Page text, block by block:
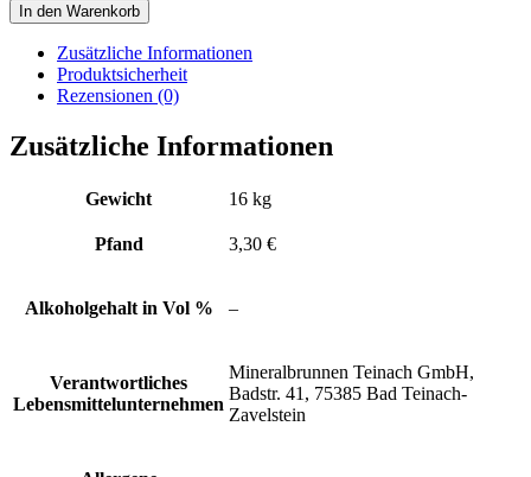
In den Warenkorb
Zusätzliche Informationen
Produktsicherheit
Rezensionen (0)
Zusätzliche Informationen
Gewicht 16 kg
Pfand 3,30 €
Alkoholgehalt in Vol % –
Verantwortliches
Lebensmittelunternehmen
Mineralbrunnen Teinach GmbH,
Badstr. 41, 75385 Bad Teinach-
Zavelstein